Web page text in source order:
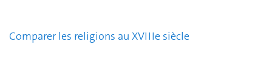
Comparer les religions au XVIIIe siècle